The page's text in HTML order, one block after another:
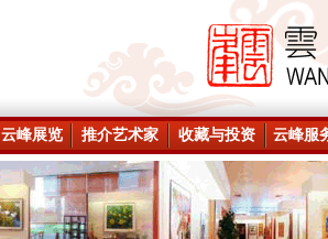
云峰展览 推介艺术家 收藏与投资 云峰服